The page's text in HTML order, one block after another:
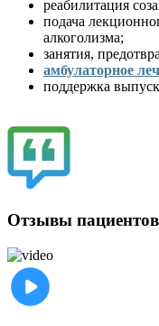
реабилитация
подача
алкоголизма;
занятия,
амбулаторное
поддержка
Отзывы пациентов